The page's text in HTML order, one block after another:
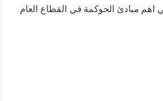
اهم مبادئ الحوكمة في القطاع العام